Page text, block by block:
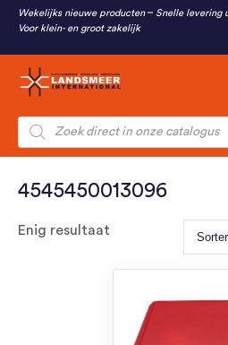
Wekelijks nieuwe producten
Snelle levering
Voor klein- en groot zakelijk
Producten
zoeken
4545450013096
Enig resultaat